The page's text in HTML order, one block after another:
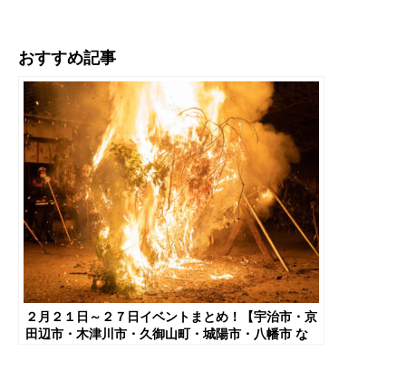
おすすめ記事
２月２１日～２７日イベントまとめ！【宇治市・京
田辺市・木津川市・久御山町・城陽市・八幡市 な